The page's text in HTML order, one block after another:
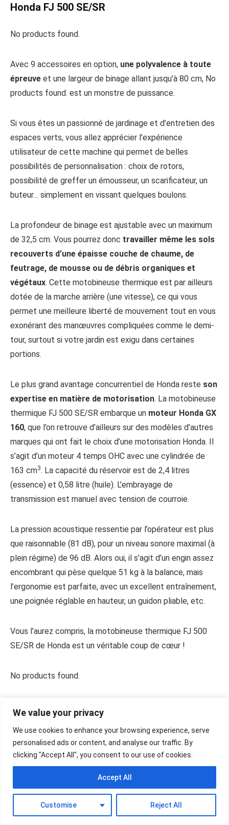
We value your privacy
We use cookies to enhance your browsing experience, serve
personalised ads or content, and analyse our traffic. By
clicking "Accept All", you consent to our use of cookies.
Customise Reject All
Accept All
Honda FJ 500 SE/SR
No products found.
Avec 9 accessoires en option, une polyvalence à toute
épreuve et une largeur de binage allant jusqu’à 80 cm, No
products found. est un monstre de puissance.
Si vous êtes un passionné de jardinage et d’entretien des
espaces verts, vous allez apprécier l’expérience
utilisateur de cette machine qui permet de belles
possibilités de personnalisation : choix de rotors,
possibilité de greffer un émousseur, un scarificateur, un
buteur… simplement en vissant quelques boulons.
La profondeur de binage est ajustable avec un maximum
de 32,5 cm. Vous pourrez donc travailler même les sols
recouverts d’une épaisse couche de chaume, de
feutrage, de mousse ou de débris organiques et
végétaux. Cette motobineuse thermique est par ailleurs
dotée de la marche arrière (une vitesse), ce qui vous
permet une meilleure liberté de mouvement tout en vous
exonérant des manœuvres compliquées comme le demi-
tour, surtout si votre jardin est exigu dans certaines
portions.
Le plus grand avantage concurrentiel de Honda reste son
expertise en matière de motorisation. La motobineuse
thermique FJ 500 SE/SR embarque un moteur Honda GX
160, que l’on retrouve d’ailleurs sur des modèles d’autres
marques qui ont fait le choix d’une motorisation Honda. Il
s’agit d’un moteur 4 temps OHC avec une cylindrée de
163 cm3. La capacité du réservoir est de 2,4 litres
(essence) et 0,58 litre (huile). L’embrayage de
transmission est manuel avec tension de courroie.
La pression acoustique ressentie par l’opérateur est plus
que raisonnable (81 dB), pour un niveau sonore maximal (à
plein régime) de 96 dB. Alors oui, il s’agit d’un engin assez
encombrant qui pèse quelque 51 kg à la balance, mais
l’ergonomie est parfaite, avec un excellent entraînement,
une poignée réglable en hauteur, un guidon pliable, etc.
Vous l’aurez compris, la motobineuse thermique FJ 500
SE/SR de Honda est un véritable coup de cœur !
No products found.
#2 La meilleure motobineuse électrique : le
modèle GC RT 1440 M d’Einhell
No products found.
, géant allemand de l’outillage de jardin et du
bricolage, a fait fort avecNo products found..